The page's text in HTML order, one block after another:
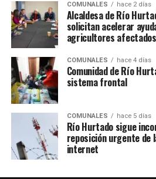
COMUNALES hace 2 días
Alcaldesa de Río
solicitan acelerar
agricultores
COMUNALES hace 4 días
Comunidad de Río
sistema frontal
COMUNALES hace 5 días
Río Hurtado sigue
reposición urgente de
internet